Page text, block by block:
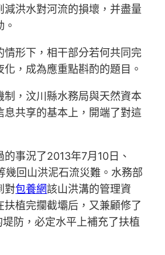
減洪水對河流的損壞，并盡量
情形下，相干部分若何共同完
，成為應重點斟酌的題目。
制，汶川縣水務局與天然資本
息共享的基本上，開端了對這
事況了2013年7月10日、
幾回山洪泥石流災難。水務部
對包養網該山洪溝的管理資
扶植完攔截壩后，又兼顧修了
防，必定水平上補充了扶植